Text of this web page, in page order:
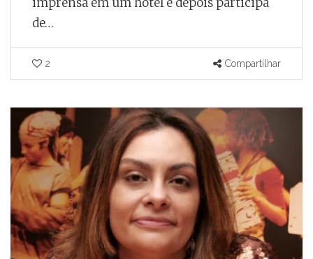
de…
2 Compartilhar